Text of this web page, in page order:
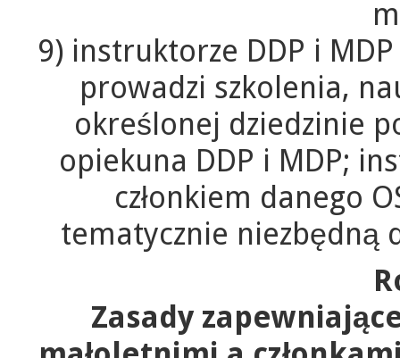
9) instruktorze DDP i
prowadzi szkolenia,
określonej dziedzinie
opiekuna DDP i MDP;
członkiem danego
tematycznie niezbędną
Zasady